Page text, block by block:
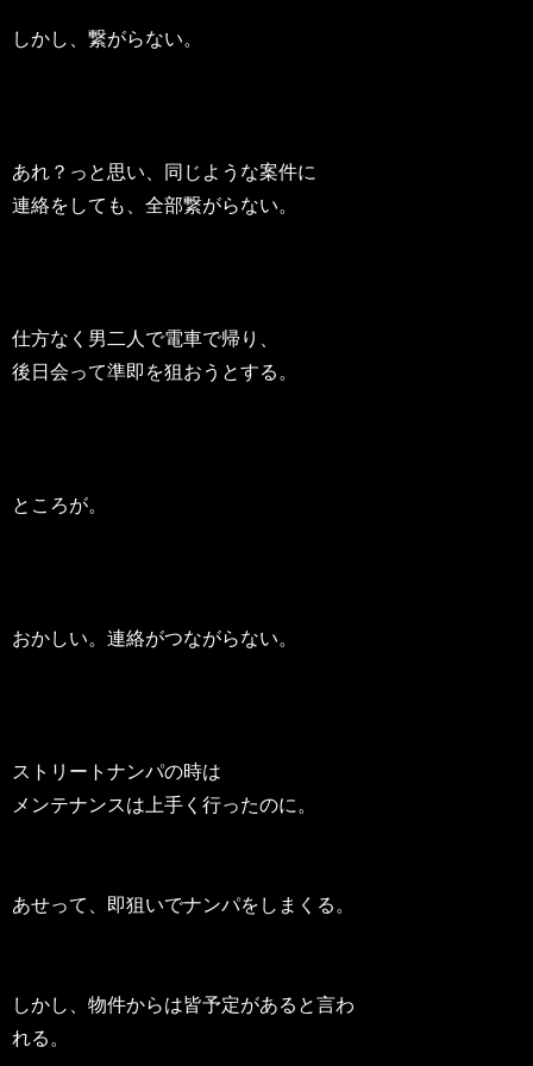
しかし、繋がらない。
あれ？っと思い、同じような案件に
連絡をしても、全部繋がらない。
仕方なく男二人で電車で帰り、
後日会って準即を狙おうとする。
ところが。
おかしい。連絡がつながらない。
ストリートナンパの時は
メンテナンスは上手く行ったのに。
あせって、即狙いでナンパをしまくる。
しかし、物件からは皆予定があると言わ
れる。